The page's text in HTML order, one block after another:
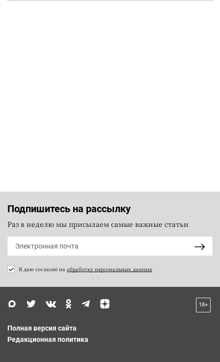
Подпишитесь на рассылку
Раз в неделю мы присылаем самые важные статьи
Я даю согласие на обработку персональных данных
18+
Полная версия сайта
Редакционная политика